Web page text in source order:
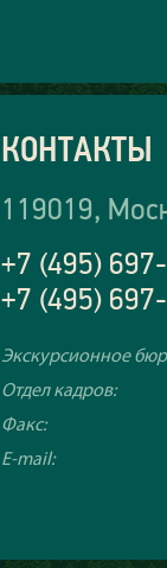
КОНТАКТЫ
119019,
+7 (495)
+7 (495)
Экскурсионное
Отдел кадров:
Факс:
E-mail: